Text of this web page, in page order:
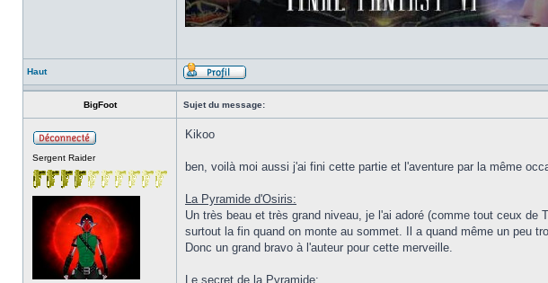
Haut
BigFoot Sujet du message:
Sergent Raider
Kikoo
ben, voilà moi aussi j'ai fini cette partie et l'aventure par la même
La Pyramide d'Osiris:
Un très beau et très grand niveau, je l'ai adoré (comme tout ceux
surtout la fin quand on monte au sommet. Il a quand même un peu
Donc un grand bravo à l'auteur pour cette merveille.
Le secret de la Pyramide: